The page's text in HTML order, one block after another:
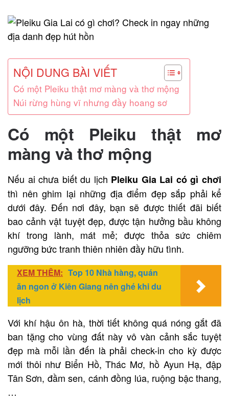
NỘI DUNG BÀI VIẾT
Có một Pleiku thật mơ màng và thơ mộng
Núi rừng hùng vĩ nhưng đầy hoang sơ
Có một Pleiku thật mơ
màng và thơ mộng
Nếu ai chưa biết du lịch Pleiku Gia Lai có gì chơi
thì nên ghim lại những địa điểm đẹp sắp phải kể
dưới đây. Đến nơi đây, bạn sẽ được thiết đãi biết
bao cảnh vật tuyệt đẹp, được tận hưởng bầu không
khí trong lành, mát mẻ; được thỏa sức chiêm
ngưỡng bức tranh thiên nhiên đầy hữu tình.
XEM THÊM: Top 10 Nhà hàng, quán
ăn ngon ở Kiên Giang nên ghé khi du
lịch
Với khí hậu ôn hà, thời tiết không quá nóng gắt đã
ban tặng cho vùng đất này vô vàn cảnh sắc tuyệt
đẹp mà mỗi lần đến là phải check-in cho kỳ được
mới thôi như Biển Hồ, Thác Mơ, hồ Ayun Hạ, đập
Tân Sơn, đầm sen, cánh đồng lúa, ruộng bậc thang,
…